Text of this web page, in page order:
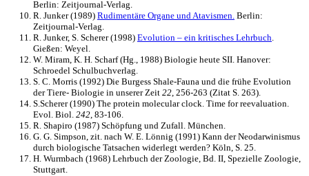
Berlin: Zeitjournal-Verlag.
R. Junker (1989) Rudimentäre Organe und Atavismen. Berlin:
Zeitjournal-Verlag.
R. Junker, S. Scherer (1998) Evolution – ein kritisches Lehrbuch.
Gießen: Weyel.
W. Miram, K. H. Scharf (Hg., 1988) Biologie heute SII. Hanover:
Schroedel Schulbuchverlag.
S. C. Morris (1992) Die Burgess Shale-Fauna und die frühe Evolution
der Tiere- Biologie in unserer Zeit 22, 256-263 (Zitat S. 263).
S.Scherer (1990) The protein molecular clock. Time for reevaluation.
Evol. Biol. 242, 83-106.
R. Shapiro (1987) Schöpfung und Zufall. München.
G. G. Simpson, zit. nach W. E. Lönnig (1991) Kann der Neodarwinismus
durch biologische Tatsachen widerlegt werden? Köln, S. 25.
H. Wurmbach (1968) Lehrbuch der Zoologie, Bd. II, Spezielle Zoologie,
Stuttgart.